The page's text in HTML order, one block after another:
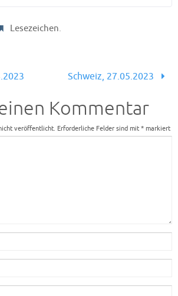
Lesezeichen.
Schweiz, 27.05.2023
Kommentar
veröffentlicht. Erforderliche Felder sind mit * markiert